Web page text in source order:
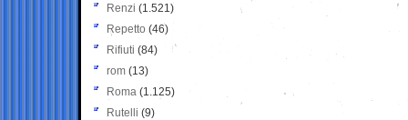
Renzi (1.521)
Repetto (46)
Rifiuti (84)
rom (13)
Roma (1.125)
Rutelli (9)